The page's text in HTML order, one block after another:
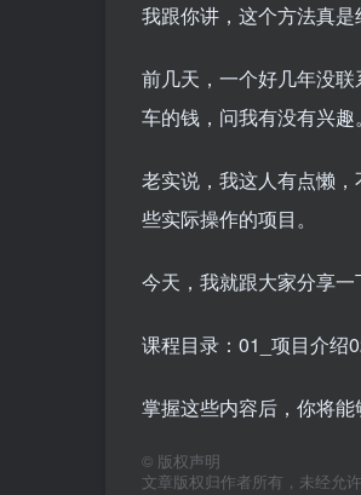
我跟你讲，这个方法真
前几天，一个好几年没
车的钱，问我有没有兴趣。
老实说，我这人有点懒
些实际操作的项目。
今天，我就跟大家分享一
课程目录：01_项目介绍
掌握这些内容后，你将能
© 版权声明
文章版权归作者所有，未经允许